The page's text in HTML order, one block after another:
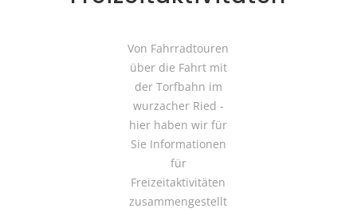
Von Fahrradtouren
über die Fahrt mit
der Torfbahn im
wurzacher Ried -
hier haben wir für
Sie Informationen
für
Freizeitaktivitäten
zusammengestellt